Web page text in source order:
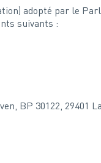
adopté par le
suivants :
BP 30122, 29401